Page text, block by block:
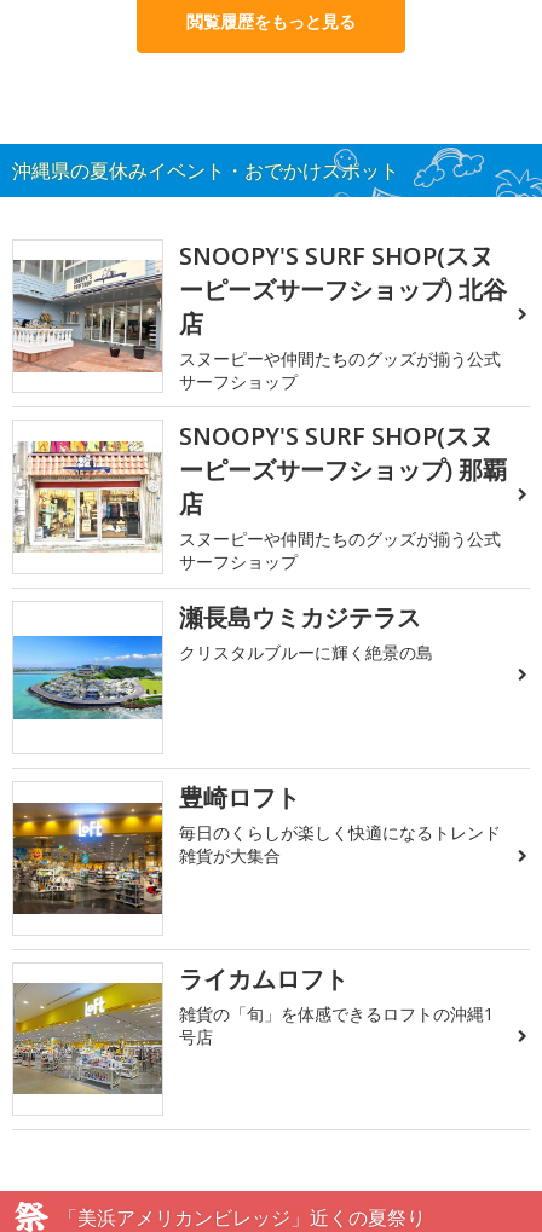
閲覧履歴をもっと見る
沖縄県の夏休みイベント・おでかけスポット
SNOOPY'S SURF SHOP(スヌ
ーピーズサーフショップ) 北谷
店
スヌーピーや仲間たちのグッズが揃う公式
サーフショップ
SNOOPY'S SURF SHOP(スヌ
ーピーズサーフショップ) 那覇
店
スヌーピーや仲間たちのグッズが揃う公式
サーフショップ
瀬長島ウミカジテラス
クリスタルブルーに輝く絶景の島
豊崎ロフト
毎日のくらしが楽しく快適になるトレンド
雑貨が大集合
ライカムロフト
雑貨の「旬」を体感できるロフトの沖縄1
号店
「美浜アメリカンビレッジ」近くの夏祭り